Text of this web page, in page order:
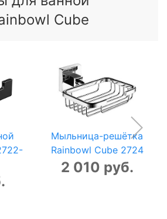
Cube
Мыльница-решётка
Rainbowl Cube 2724
2 010 руб.